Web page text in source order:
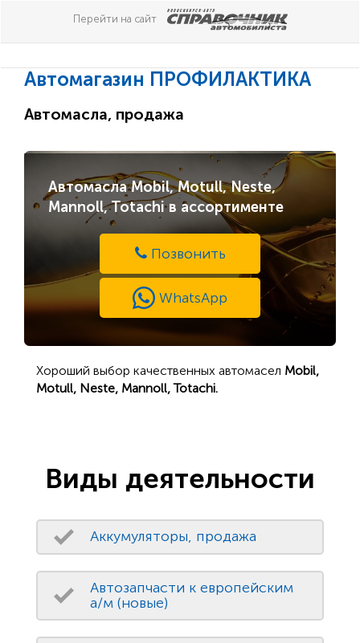
Перейти на сайт
Автомагазин ПРОФИЛАКТИКА
Автомасла, продажа
Автомасла Mobil, Motull, Neste,
Mannoll, Totachi в ассортименте
Позвонить
WhatsApp
Хороший выбор качественных автомасел Mobil,
Motull, Neste, Mannoll, Totachi.
Виды деятельности
Аккумуляторы, продажа
Автозапчасти к европейским
а/м (новые)